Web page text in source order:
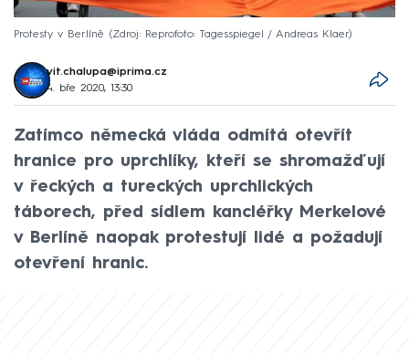
Protesty v Berlíně Zdroj: Reprofoto: Tagesspiegel / Andreas Klaer
vit.chalupa@iprima.cz
4. bře 2020, 13:30
Zatímco německá vláda odmítá otevřít
hranice pro uprchlíky, kteří se shromažďují
v řeckých a tureckých uprchlických
táborech, před sídlem kancléřky Merkelové
v Berlíně naopak protestují lidé a požadují
otevření hranic.